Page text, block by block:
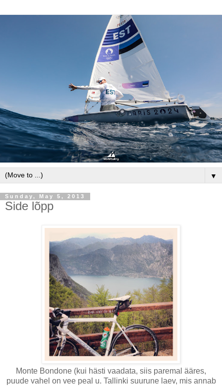
▼
Sunday, May 5, 2013
Side lõpp
Monte Bondone (kui hästi vaadata, siis paremal ääres,
puude vahel on vee peal u. Tallinki suurune laev, mis annab